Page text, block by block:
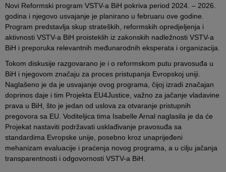
Novi Reformski program VSTV-a BiH pokriva period 2024. – 2026.
godina i njegovo usvajanje je planirano u februaru ove godine.
Program predstavlja skup strateških, reformskih opredjeljenja i
aktivnosti VSTV-a BiH proisteklih iz zakonskih nadležnosti VSTV-a
BiH i preporuka relevantnih međunarodnih eksperata i organizacija.
Tokom diskusije razgovarano je i o reformskom putu pravosuđa u
BiH i njegovom značaju za proces pristupanja Evropskoj uniji.
Naglašeno je da je usvajanje ovog programa, čijoj izradi značajan
doprinos daje i tim Projekta EU4Justice, važno za jačanje vladavine
prava u BiH, što je jedan od uslova za otvaranje pristupnih
pregovora sa EU. Voditeljica tima Isabelle Arnal naglasila je da će
Projekat nastaviti podržavati usklađivanje pravosuđa sa
standardima Evropske unije, posebno kroz unaprijeđeni
mehanizam evaluacije i praćenja novog programa, a u cilju jačanja
transparentnosti i odgovornosti VSTV-a BiH.